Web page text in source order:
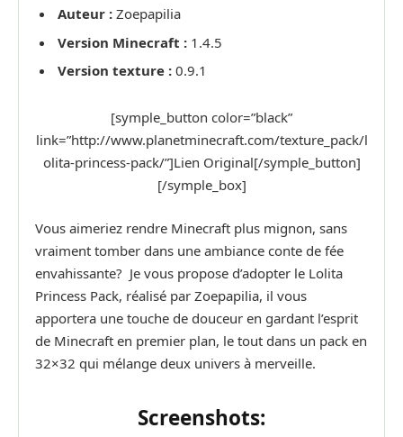
Auteur : Zoepapilia
Version Minecraft : 1.4.5
Version texture : 0.9.1
[symple_button color=”black”
link=”http://www.planetminecraft.com/texture_pack/l
olita-princess-pack/”]Lien Original[/symple_button]
[/symple_box]
Vous aimeriez rendre Minecraft plus mignon, sans
vraiment tomber dans une ambiance conte de fée
envahissante? Je vous propose d’adopter le Lolita
Princess Pack, réalisé par Zoepapilia, il vous
apportera une touche de douceur en gardant l’esprit
de Minecraft en premier plan, le tout dans un pack en
32×32 qui mélange deux univers à merveille.
Screenshots: